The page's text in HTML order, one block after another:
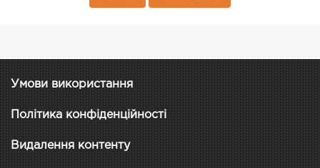
Умови використання
Політика конфіденційності
Видалення контенту